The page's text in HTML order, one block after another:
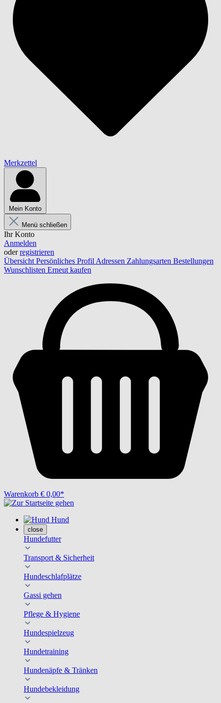
Merkzettel
Mein Konto
Menü schließen
Ihr Konto
Anmelden
oderregistrieren
Übersicht Persönliches Profil Adressen Zahlungsarten Bestellungen
Wunschlisten Erneut kaufen
Warenkorb € 0,00*
Hund
close
Hundefutter
Transport & Sicherheit
Hundeschlafplätze
Gassi gehen
Pflege & Hygiene
Hundespielzeug
Hundetraining
Hundenäpfe & Tränken
Hundebekleidung